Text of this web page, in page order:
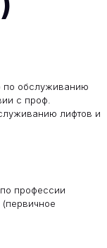
по обслуживанию
с проф.
лифтов и
профессии